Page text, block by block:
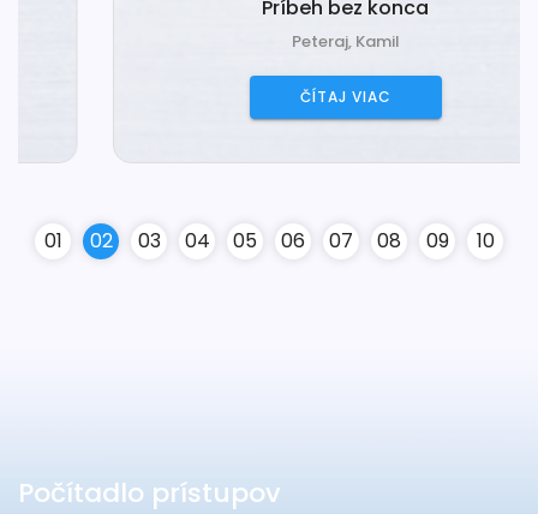
Príbeh bez konca
Peteraj, Kamil
ČÍTAJ VIAC
01 02 03 04 05 06 07 08 09 10
Počítadlo prístupov